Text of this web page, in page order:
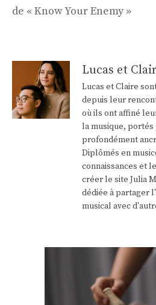
de « Know Your Enemy »
Lucas et
Lucas et Claire
depuis leur
où ils ont affiné
la musique,
profondément
Diplômés en
connaissances et
créer le site Julia
dédiée à partager
musical avec